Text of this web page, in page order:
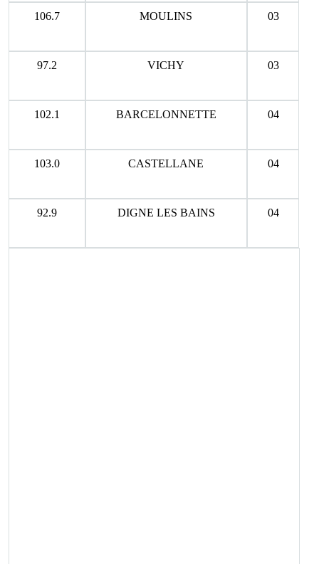
106.7 MOULINS 03
97.2 VICHY 03
102.1 BARCELONNETTE 04
103.0 CASTELLANE 04
92.9 DIGNE LES BAINS 04